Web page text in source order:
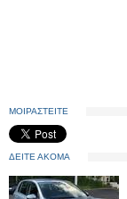
ΜΟΙΡΑΣΤΕΙΤΕ
ΔΕΙΤΕ ΑΚΟΜΑ